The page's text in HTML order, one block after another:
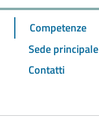
Competenze
Sede principale
Contatti